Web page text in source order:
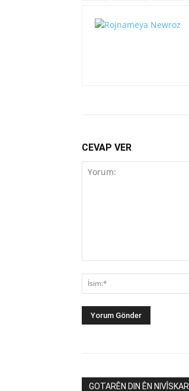
CEVAP VER
GOTARÊN DIN ÊN NIVÎSKAR